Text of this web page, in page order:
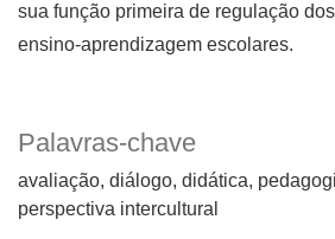
Palavras-chave
avaliação diálogo didática
perspectiva intercultural
sua função primeira de regulação
ensino-aprendizagem escolares.